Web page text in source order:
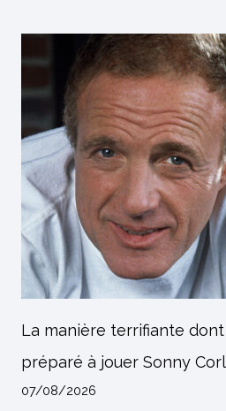
La manière terrifiante dont
préparé à jouer Sonny
07/08/2026